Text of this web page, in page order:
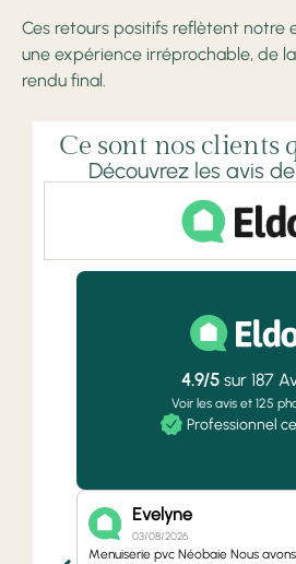
Ces retours positifs reflètent notre
une expérience irréprochable, de
rendu final.
Ce sont nos clients
Découvrez les avis
4.9/5sur 187
Voir les avis et 125
Professionnel
Evelyne
03/08/2026
Menuiserie pvc Néobaie Nous